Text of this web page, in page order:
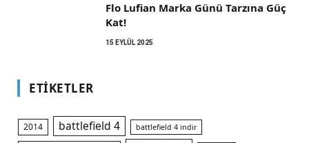
Flo Lufian Marka Günü Tarzına Güç
Kat!
15 EYLÜL 2025
ETIKETLER
2014 battlefield 4 battlefield 4 indir